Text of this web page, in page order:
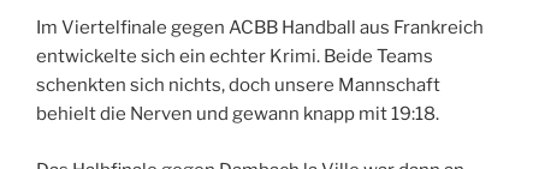
Im Viertelfinale gegen ACBB Handball aus Frankreich
entwickelte sich ein echter Krimi. Beide Teams
schenkten sich nichts, doch unsere Mannschaft
behielt die Nerven und gewann knapp mit 19:18.